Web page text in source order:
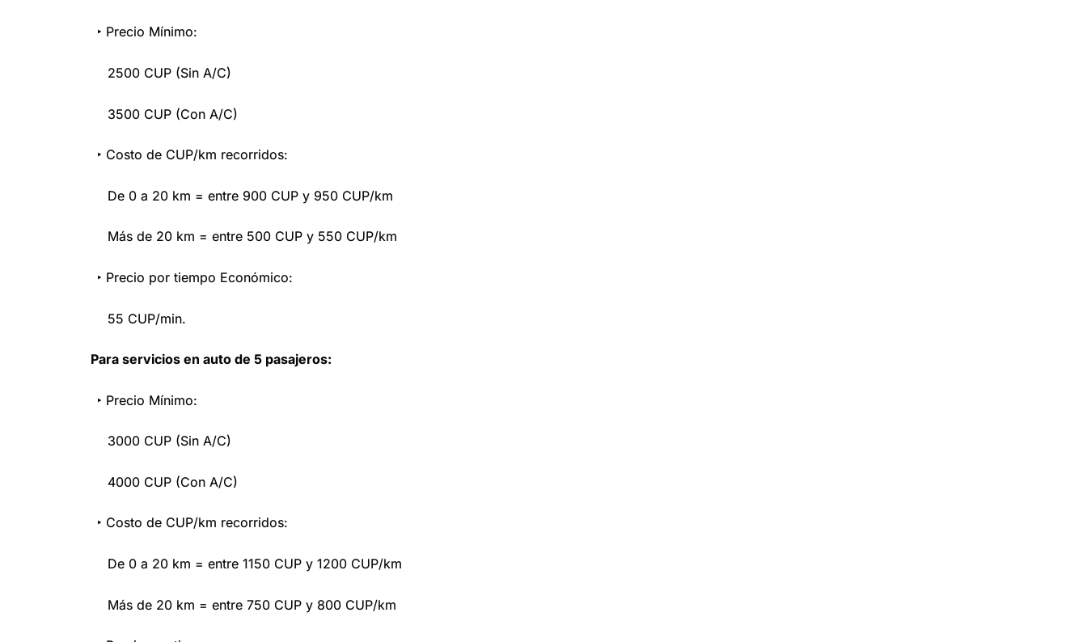
‣ Precio Mínimo:
2500 CUP (Sin A/C)
3500 CUP (Con A/C)
‣ Costo de CUP/km recorridos:
De 0 a 20 km = entre 900 CUP y 950 CUP/km
Más de 20 km = entre 500 CUP y 550 CUP/km
‣ Precio por tiempo Económico:
55 CUP/min.
Para servicios en auto de 5 pasajeros:
‣ Precio Mínimo:
3000 CUP (Sin A/C)
4000 CUP (Con A/C)
‣ Costo de CUP/km recorridos:
De 0 a 20 km = entre 1150 CUP y 1200 CUP/km
Más de 20 km = entre 750 CUP y 800 CUP/km